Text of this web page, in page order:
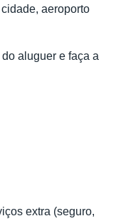
aeroporto
aluguer e faça a
extra (seguro,